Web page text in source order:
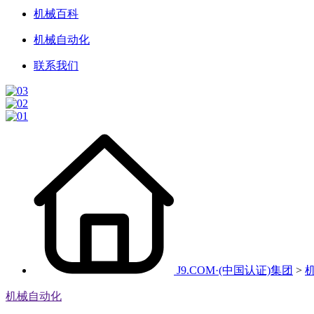
机械百科
机械自动化
联系我们
J9.COM·(中国认证)集团 >
机械自动化